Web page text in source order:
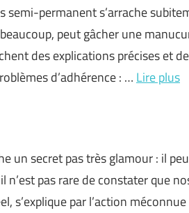
semi-permanent s’arrache
peut gâcher une
des explications précises et
d’adhérence : … Lire plus
un secret pas très glamour : il
pas rare de constater que
s’explique par l’action